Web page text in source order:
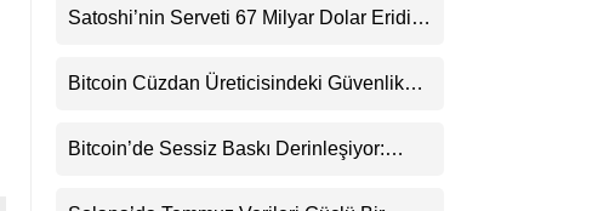
Youtube
TikTok
Satoshi’nin Serveti 67 Milyar Dolar Eridi:
Bitcoin Cüzdan Üreticisindeki Güvenlik
Belirsizliğini Koruyor
Bitcoin’de Sessiz Baskı Derinleşiyor:
Henüz Yok